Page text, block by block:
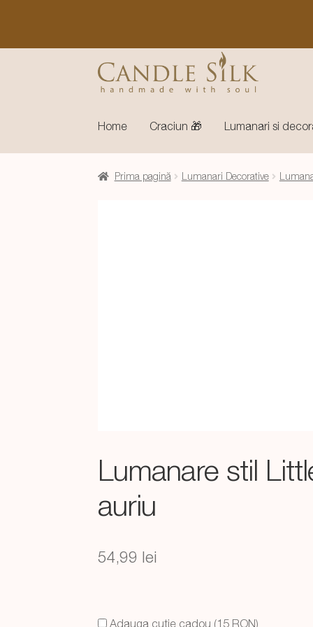
la
navigare
la
conținut
Home Craciun 🎁 Lumanari si
Prima pagină Lumanari Decorative
Lumanare stil
auriu
54,99 lei
Adauga cutie cadou (15 RON)